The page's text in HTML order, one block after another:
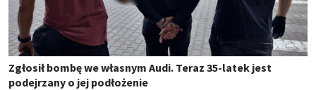
Zgłosił bombę we własnym Audi. Teraz 35-latek jest
podejrzany o jej podłożenie